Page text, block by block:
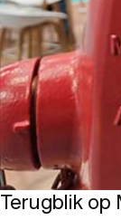
Terugblik op